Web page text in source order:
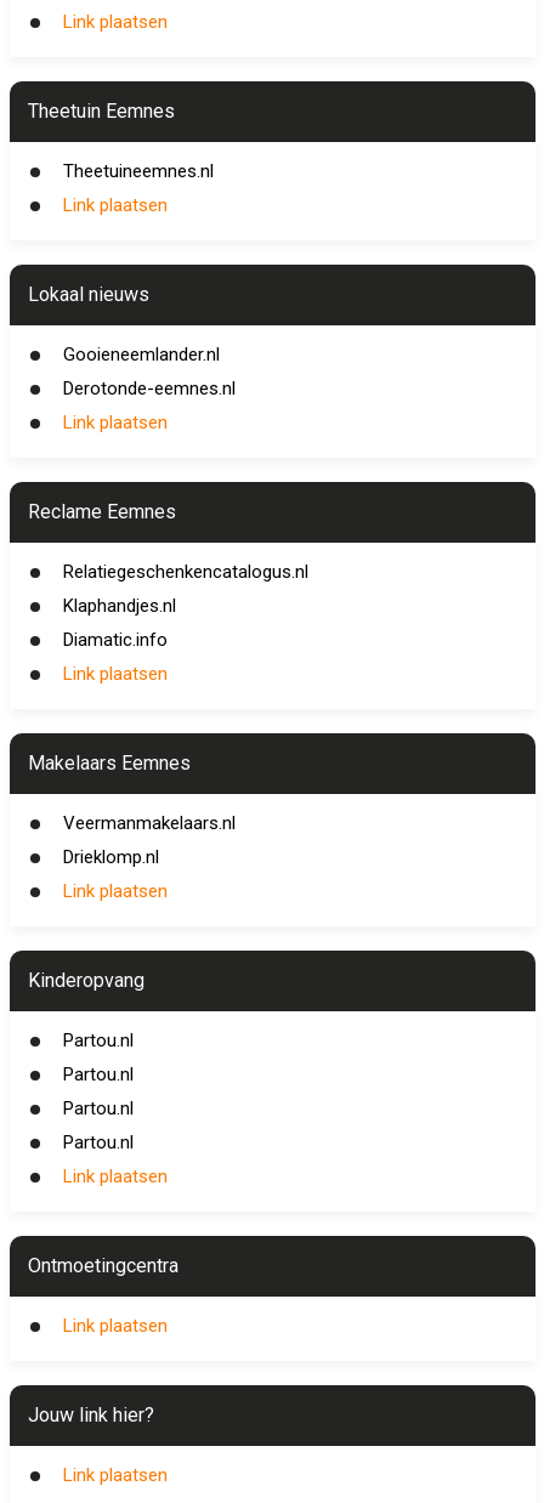
Link plaatsen
Theetuin Eemnes
Theetuineemnes.nl
Link plaatsen
Lokaal nieuws
Gooieneemlander.nl
Derotonde-eemnes.nl
Link plaatsen
Reclame Eemnes
Relatiegeschenkencatalogus.nl
Klaphandjes.nl
Diamatic.info
Link plaatsen
Makelaars Eemnes
Veermanmakelaars.nl
Drieklomp.nl
Link plaatsen
Kinderopvang
Partou.nl
Partou.nl
Partou.nl
Partou.nl
Link plaatsen
Ontmoetingcentra
Link plaatsen
Jouw link hier?
Link plaatsen